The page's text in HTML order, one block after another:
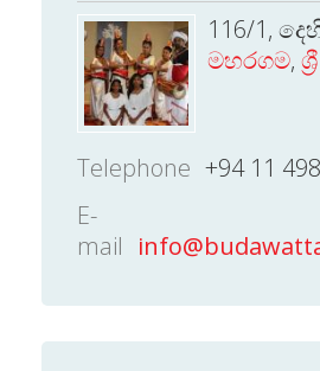
116/1,
මහරගම,
Telephone +94 11
E-
mail